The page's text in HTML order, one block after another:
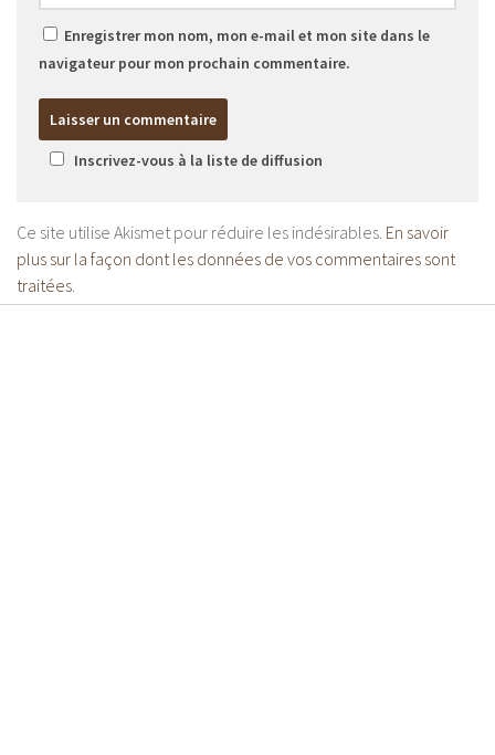
Enregistrer mon nom, mon e-mail et mon site dans le
navigateur pour mon prochain commentaire.
Inscrivez-vous à la liste de diffusion
Ce site utilise Akismet pour réduire les indésirables. En savoir
plus sur la façon dont les données de vos commentaires sont
traitées